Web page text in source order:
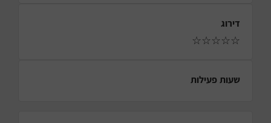
דירוג
☆
☆
☆
☆
☆
שעות פעילות